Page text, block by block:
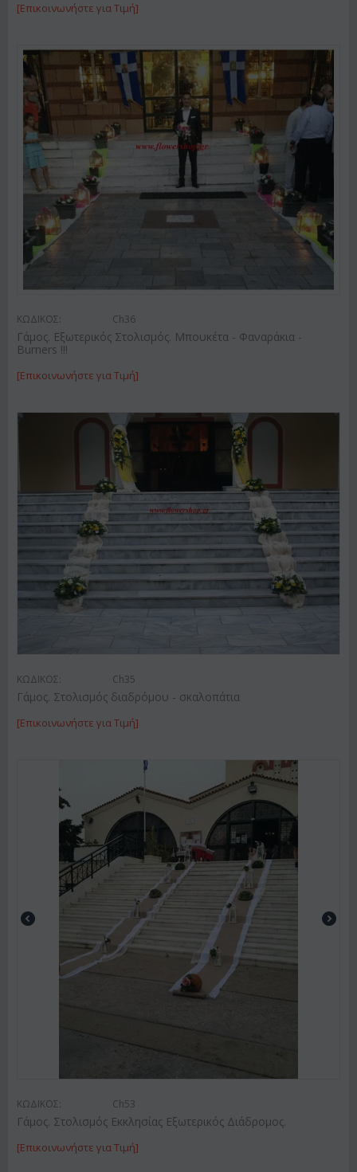
[Επικοινωνήστε για Τιμή]
ΚΩΔΙΚΟΣ: Ch36
Γάμος. Εξωτερικός Στολισμός. Μπουκέτα - Φαναράκια -
Burners !!!
[Επικοινωνήστε για Τιμή]
ΚΩΔΙΚΟΣ: Ch35
Γάμος. Στολισμός διαδρόμου - σκαλοπάτια
[Επικοινωνήστε για Τιμή]
ΚΩΔΙΚΟΣ: Ch53
Γάμος. Στολισμός Εκκλησίας Εξωτερικός Διάδρομος.
[Επικοινωνήστε για Τιμή]